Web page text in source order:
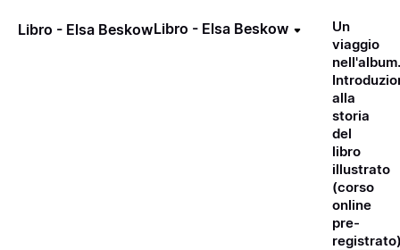
Libro - Elsa BeskowLibro - Elsa Beskow
Un
viaggio
nell'album.
alla
storia
del
libro
illustrato
(corso
online
pre-